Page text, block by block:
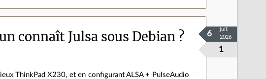
connaît Julsa sous Debian ?
1
6
juil.
2026
ThinkPad X230, et en configurant ALSA + PulseAudio